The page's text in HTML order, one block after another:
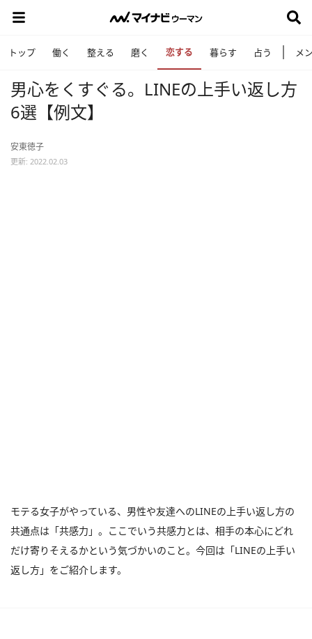
トップ 働く 整える 磨く 恋する 暮らす 占う メ
男心をくすぐる。LINEの上手い返し方
6選【例文】
安東徳子
更新: 2022.02.03
モテる女子がやっている、男性や友達へのLINEの上手い返し方の
共通点は「共感力」。ここでいう共感力とは、相手の本心にどれ
だけ寄りそえるかという気づかいのこと。今回は「LINEの上手い
返し方」をご紹介します。